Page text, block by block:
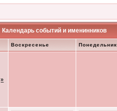
Календарь событий и именинников
Воскресенье Понедельник
»